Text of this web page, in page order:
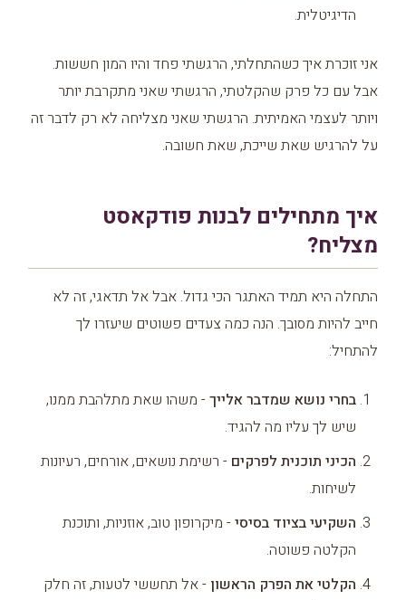
הדיגיטלית.
אני זוכרת איך כשהתחלתי, הרגשתי פחד והיו המון חששות.
אבל עם כל פרק שהקלטתי, הרגשתי שאני מתקרבת יותר
ויותר לעצמי האמיתית. הרגשתי שאני מצליחה לא רק לדבר זה
על להרגיש שאת שייכת, שאת חשובה.
איך מתחילים לבנות פודקאסט
מצליח?
התחלה היא תמיד האתגר הכי גדול. אבל אל תדאגי, זה לא
חייב להיות מסובך. הנה כמה צעדים פשוטים שיעזרו לך
להתחיל:
בחרי נושא שמדבר אלייך- משהו שאת מתלהבת ממנו,
שיש לך עליו מה להגיד.
הכיני תוכנית לפרקים - רשימת נושאים, אורחים, רעיונות
לשיחות.
השקיעי בציוד בסיסי- מיקרופון טוב, אוזניות, ותוכנת
הקלטה פשוטה.
הקלטי את הפרק הראשון - אל תחששי לטעות, זה חלק